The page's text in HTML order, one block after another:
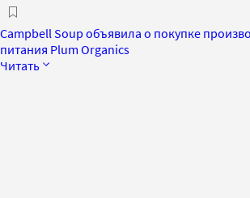
Campbell Soup объявила о покупке
питания Plum Organics
Читать